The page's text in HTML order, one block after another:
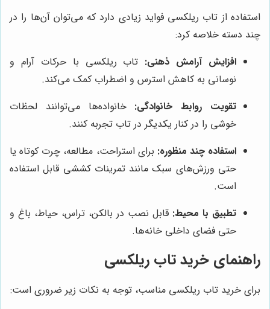
استفاده از تاب ریلکسی فواید زیادی دارد که می‌توان آن‌ها را در
چند دسته خلاصه کرد:
افزایش آرامش ذهنی: تاب ریلکسی با حرکات آرام و
نوسانی به کاهش استرس و اضطراب کمک می‌کند.
تقویت روابط خانوادگی: خانواده‌ها می‌توانند لحظات
خوشی را در کنار یکدیگر در تاب تجربه کنند.
استفاده چند منظوره: برای استراحت، مطالعه، چرت کوتاه یا
حتی ورزش‌های سبک مانند تمرینات کششی قابل استفاده
است.
تطبیق با محیط: قابل نصب در بالکن، تراس، حیاط، باغ و
حتی فضای داخلی خانه‌ها.
راهنمای خرید تاب ریلکسی
برای خرید تاب ریلکسی مناسب، توجه به نکات زیر ضروری است: